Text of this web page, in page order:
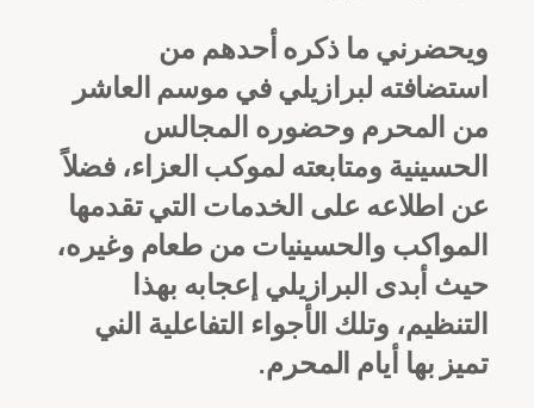
ويحضرني ما ذكره أحدهم من
استضافته لبرازيلي في موسم العاشر
من المحرم وحضوره المجالس
الحسينية ومتابعته لموكب العزاء، فضلاً
عن اطلاعه على الخدمات التي تقدمها
المواكب والحسينيات من طعام وغيره،
حيث أبدى البرازيلي إعجابه بهذا
التنظيم، وتلك الأجواء التفاعلية الني
تميز بها أيام المحرم.